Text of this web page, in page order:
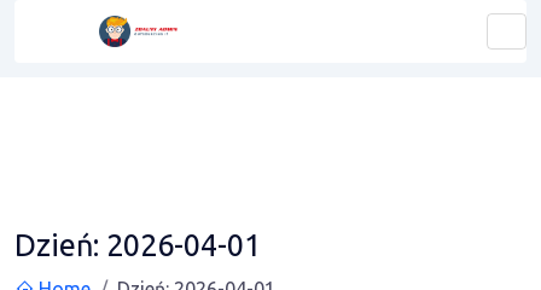
Dzień: 2026-04-01